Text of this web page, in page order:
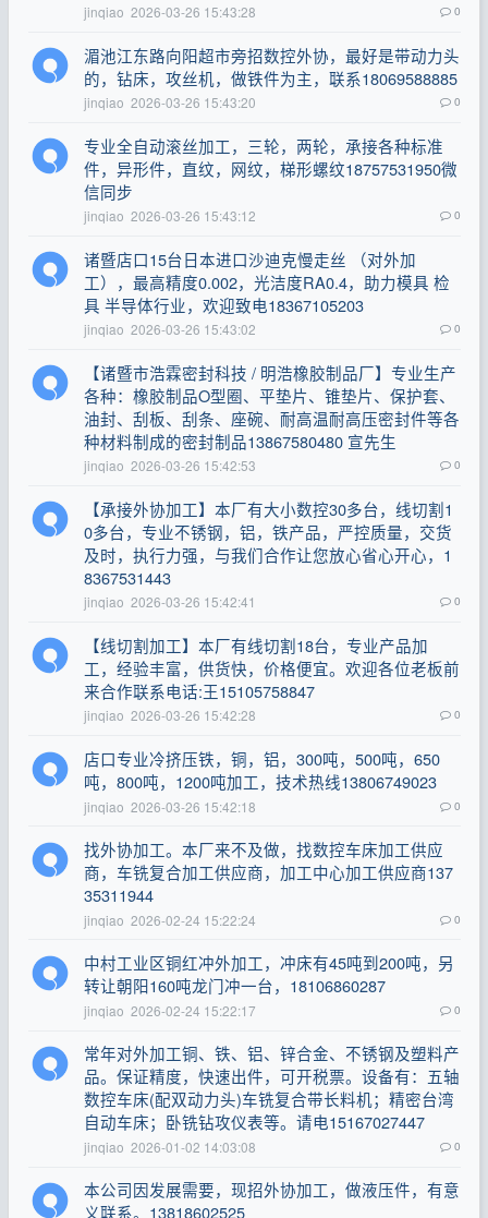
jinqiao 2026-03-26 15:43:28 0
湄池江东路向阳超市旁招数控外协，最好是带动力头
的，钻床，攻丝机，做铁件为主，联系18069588885
jinqiao 2026-03-26 15:43:20 0
专业全自动滚丝加工，三轮，两轮，承接各种标准
件，异形件，直纹，网纹，梯形螺纹18757531950微
信同步
jinqiao 2026-03-26 15:43:12 0
诸暨店口15台日本进口沙迪克慢走丝 （对外加
工），最高精度0.002，光洁度RA0.4，助力模具 检
具 半导体行业，欢迎致电18367105203
jinqiao 2026-03-26 15:43:02 0
【诸暨市浩霖密封科技 / 明浩橡胶制品厂】专业生产
各种：橡胶制品O型圈、平垫片、锥垫片、保护套、
油封、刮板、刮条、座碗、耐高温耐高压密封件等各
种材料制成的密封制品13867580480 宣先生
jinqiao 2026-03-26 15:42:53 0
【承接外协加工】本厂有大小数控30多台，线切割1
0多台，专业不锈钢，铝，铁产品，严控质量，交货
及时，执行力强，与我们合作让您放心省心开心，1
8367531443
jinqiao 2026-03-26 15:42:41 0
【线切割加工】本厂有线切割18台，专业产品加
工，经验丰富，供货快，价格便宜。欢迎各位老板前
来合作联系电话:王15105758847
jinqiao 2026-03-26 15:42:28 0
店口专业冷挤压铁，铜，铝，300吨，500吨，650
吨，800吨，1200吨加工，技术热线13806749023
jinqiao 2026-03-26 15:42:18 0
找外协加工。本厂来不及做，找数控车床加工供应
商，车铣复合加工供应商，加工中心加工供应商137
35311944
jinqiao 2026-02-24 15:22:24 0
中村工业区铜红冲外加工，冲床有45吨到200吨，另
转让朝阳160吨龙门冲一台，18106860287
jinqiao 2026-02-24 15:22:17 0
常年对外加工铜、铁、铝、锌合金、不锈钢及塑料产
品。保证精度，快速出件，可开税票。设备有：五轴
数控车床(配双动力头)车铣复合带长料机；精密台湾
自动车床；卧铣钻攻仪表等。请电15167027447
jinqiao 2026-01-02 14:03:08 0
本公司因发展需要，现招外协加工，做液压件，有意
义联系。13818602525